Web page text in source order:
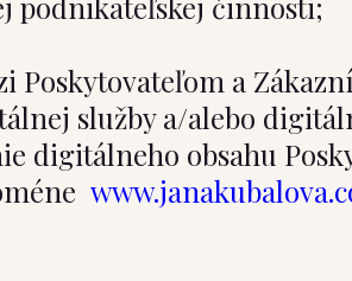
a
služby a/alebo
digitálneho obsahu